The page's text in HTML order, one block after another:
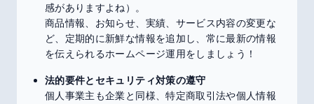
感がありますよね）。
商品情報、お知らせ、実績、サービス内容の変更な
ど、定期的に新鮮な情報を追加し、常に最新の情報
を伝えられるホームページ運用をしましょう！
法的要件とセキュリティ対策の遵守
個人事業主も企業と同様、特定商取引法や個人情報